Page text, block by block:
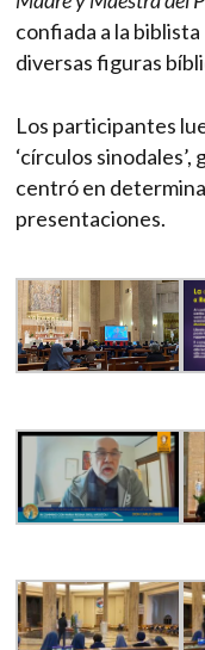
confiada a la
diversas figuras
Los participantes
‘círculos
centró en
presentaciones.